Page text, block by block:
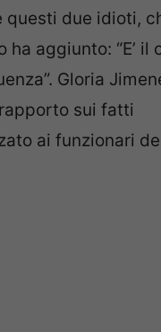
questi due idioti,
aggiunto: “E’ il
Gloria
sui fatti
ai funzionari